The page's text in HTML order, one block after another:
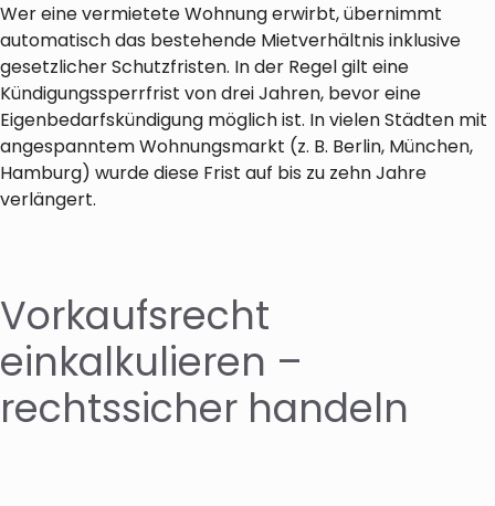
Wer eine vermietete Wohnung erwirbt, übernimmt
automatisch das bestehende Mietverhältnis inklusive
gesetzlicher Schutzfristen. In der Regel gilt eine
Kündigungssperrfrist von drei Jahren, bevor eine
Eigenbedarfskündigung möglich ist. In vielen Städten mit
angespanntem Wohnungsmarkt (z. B. Berlin, München,
Hamburg) wurde diese Frist auf bis zu zehn Jahre
verlängert.
Vorkaufsrecht
einkalkulieren –
rechtssicher handeln